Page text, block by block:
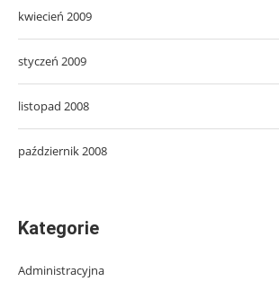
kwiecień 2009
styczeń 2009
listopad 2008
październik 2008
Kategorie
Administracyjna